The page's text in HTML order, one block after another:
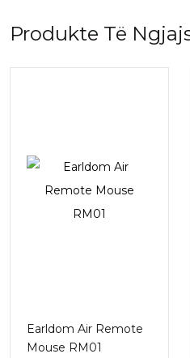
Produkte Të
Earldom Air Remote
Mouse RM01